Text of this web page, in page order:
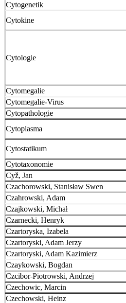
Cytogenetik
Cytokine
Cytologie
Cytomegalie
Cytomegalie-Virus
Cytopathologie
Cytoplasma
Cytostatikum
Cytotaxonomie
Cyž, Jan
Czachorowski, Stanisław Swen
Czahrowski, Adam
Czajkowski, Michał
Czarnecki, Henryk
Czartoryska, Izabela
Czartoryski, Adam Jerzy
Czartoryski, Adam Kazimierz
Czaykowski, Bogdan
Czcibor-Piotrowski, Andrzej
Czechowic, Marcin
Czechowski, Heinz